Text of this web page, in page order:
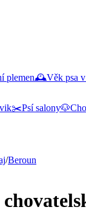
plemen🕰️Věk psa
✂️Psí salony🐶
/Beroun